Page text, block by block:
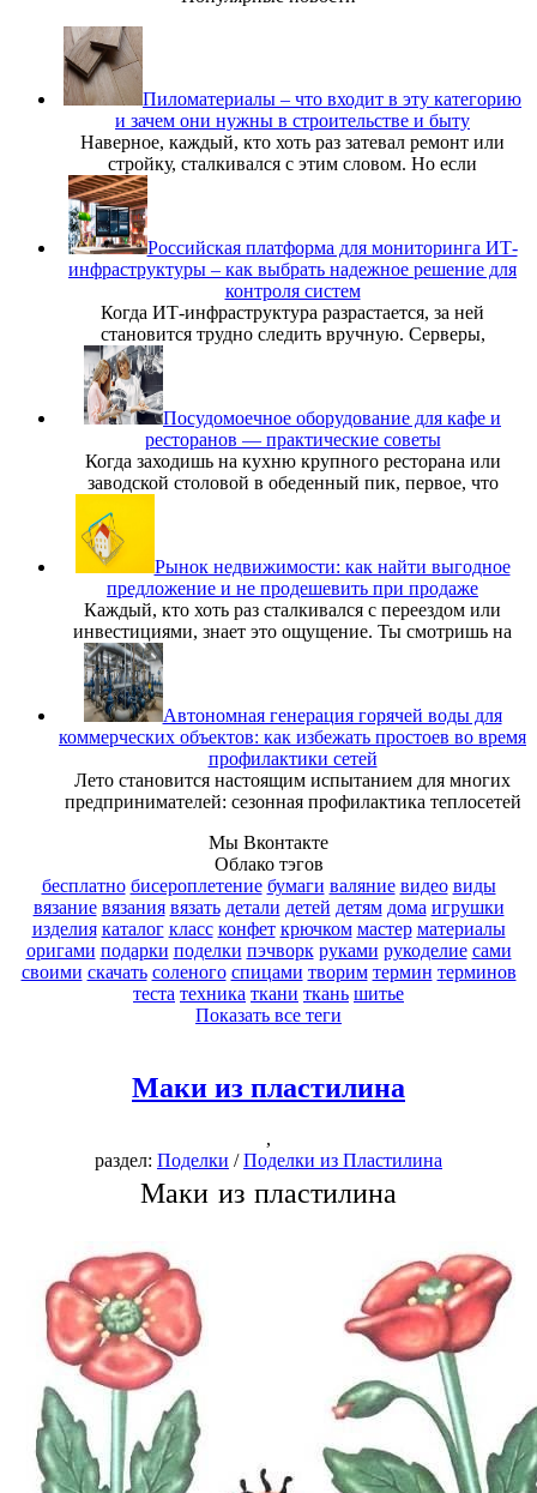
Пиломатериалы – что входит в эту категорию
и зачем они нужны в строительстве и быту
Наверное, каждый, кто хоть раз затевал ремонт или
стройку, сталкивался с этим словом. Но если
Российская платформа для мониторинга ИТ-
инфраструктуры – как выбрать надежное решение для
контроля систем
Когда ИТ-инфраструктура разрастается, за ней
становится трудно следить вручную. Серверы,
Посудомоечное оборудование для кафе и
ресторанов — практические советы
Когда заходишь на кухню крупного ресторана или
заводской столовой в обеденный пик, первое, что
Рынок недвижимости: как найти выгодное
предложение и не продешевить при продаже
Каждый, кто хоть раз сталкивался с переездом или
инвестициями, знает это ощущение. Ты смотришь на
Автономная генерация горячей воды для
коммерческих объектов: как избежать простоев во время
профилактики сетей
Лето становится настоящим испытанием для многих
предпринимателей: сезонная профилактика теплосетей
Мы Вконтакте
Облако тэгов
бесплатно бисероплетение бумаги валяние видео виды
вязание вязания вязать детали детей детям дома игрушки
изделия каталог класс конфет крючком мастер материалы
оригами подарки поделки пэчворк руками рукоделие сами
своими скачать соленого спицами творим термин терминов
теста техника ткани ткань шитье
Показать все теги
Маки из пластилина
,
раздел: Поделки /Поделки из Пластилина
Маки из пластилина